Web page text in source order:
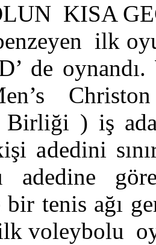
KISA
ilk
de
) iş
adedini
adedine
tenis ağı
voleybolu